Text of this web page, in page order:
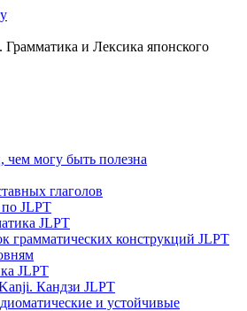
и Лексика японского
чем могу быть полезна
глаголов
JLPT
JLPT
грамматических конструкций JLPT
JLPT
Кандзи JLPT
и устойчивые